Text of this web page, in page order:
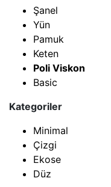
Şanel
Yün
Pamuk
Keten
Poli Viskon
Basic
Kategoriler
Minimal
Çizgi
Ekose
Düz